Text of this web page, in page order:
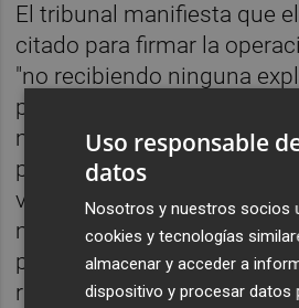
El tribunal manifiesta que
citado para firmar la
"no recibiendo ninguna
producto que firmaba,
momento en las
personal de la sucursal, al
varios años". "Si bien, dejó
momento sus deseos era
producto con libre
riesgo", añade.
Uso responsable
datos
Nosotros y nuestros socios
cookies y tecnologías
almacenar y acceder a
dispositivo y procesar datos